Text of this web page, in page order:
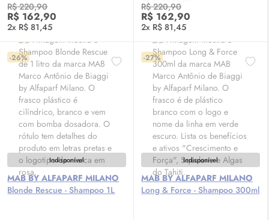
R$ 220,90
R$ 162,90
2x R$ 81,45
R$ 220,90
R$ 162,90
2x R$ 81,45
-26%
Indisponível
MAB BY ALFAPARF MILANO
Blonde Rescue - Shampoo 1L
-27%
Indisponível
MAB BY ALFAPARF MILANO
Long & Force - Shampoo 300ml